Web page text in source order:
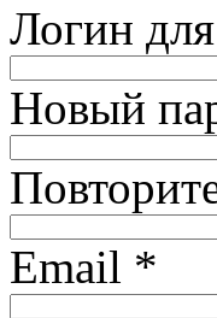
Логин
Новый
Email *